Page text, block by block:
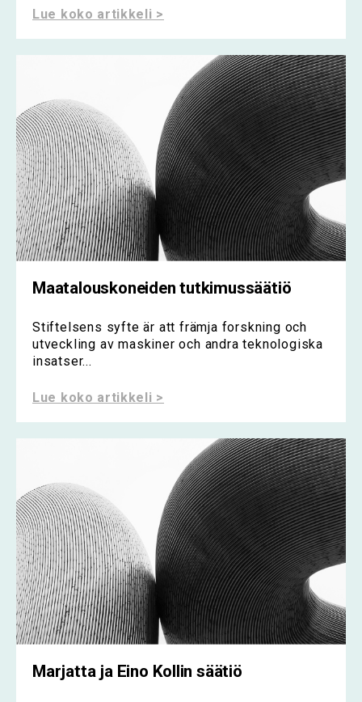
Lue koko artikkeli >
Maatalouskoneiden tutkimussäätiö
Stiftelsens syfte är att främja forskning och
utveckling av maskiner och andra teknologiska
insatser...
Lue koko artikkeli >
Marjatta ja Eino Kollin säätiö